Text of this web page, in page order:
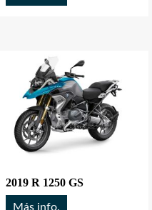
2019 R 1250 GS
Más info.